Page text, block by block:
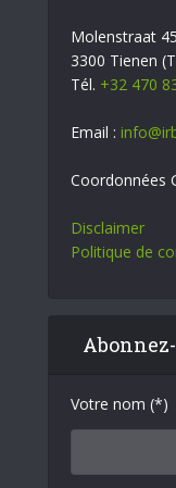
Molenstraat 45
3300 Tienen
Tél. +32 470
Email :
Coordonnées
Disclaimer
Politique de
Votre nom (*)